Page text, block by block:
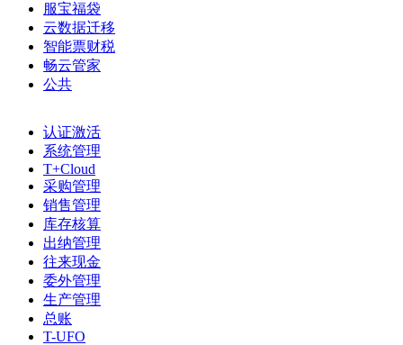
服宝福袋
云数据迁移
智能票财税
畅云管家
公共
认证激活
系统管理
T+Cloud
采购管理
销售管理
库存核算
出纳管理
往来现金
委外管理
生产管理
总账
T-UFO